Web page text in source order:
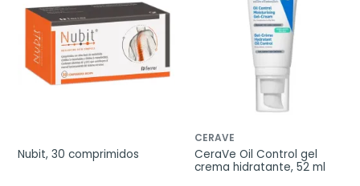
Nubit, 30 comprimidos
CERAVE
CeraVe Oil Control gel
crema hidratante, 52 ml